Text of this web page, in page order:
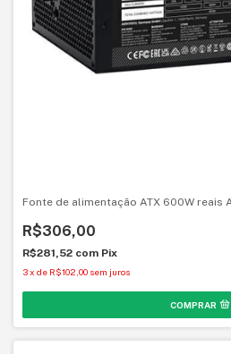
Fonte de alimentação ATX 600W reais
R$306,00
R$281,52 com Pix
3x de R$102,00 sem juros